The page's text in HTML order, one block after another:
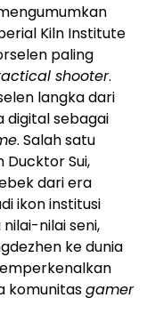
Kiln Institute
paling
shooter.
langka dari
digital sebagai
. Salah satu
Sui,
dari era
ikon institusi
nilai seni,
ke dunia
komunitasgamer